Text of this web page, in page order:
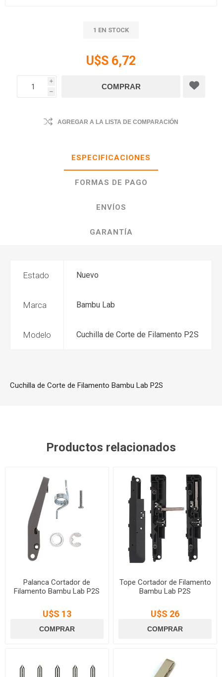
1 EN STOCK
U$S 6,72
i
h
AGREGAR A LA LISTA DE COMPARACIÓN
ESPECIFICACIONES
FORMAS DE PAGO
ENVÍOS
GARANTÍA
Estado Nuevo
Marca Bambu Lab
Modelo Cuchilla de Corte de Filamento P2S
Cuchilla de Corte de Filamento Bambu Lab P2S
Productos relacionados
Palanca Cortador de
Filamento Bambu Lab P2S
U$S 13
Tope Cortador de Filamento
Bambu Lab P2S
U$S 26